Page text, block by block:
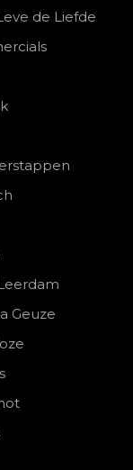
de Liefde
Geuze